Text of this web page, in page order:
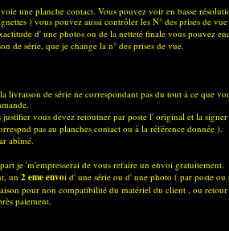
une planche contact. Vous pouvez voir en basse
) vous pouvez aussi contrôler les N° des prises de
d' une photos ou de la netteté finale vous pouvez
de série, que je change la n° des prises de vue.
livraison de série ne correspondant pas du tout à ce que
justifier vous devez retoutner par poste l' original et la
pas au planches contact ou à la référence donnée ).
abîmé.
je 'm'empresserai de vous refaire un envoi gratuitement.
un 2 eme envoi d' une série ou d' une photo ( par poste
pour non compatibilité du matériel du client , ou
paiement.